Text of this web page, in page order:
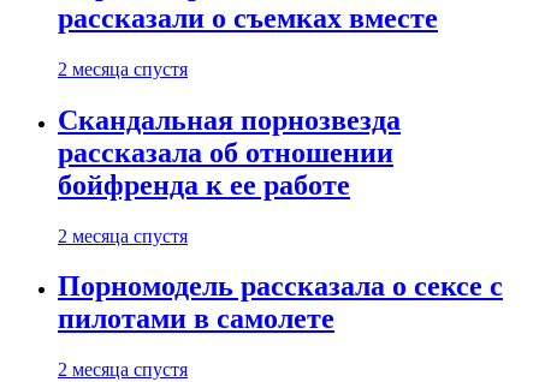
рассказали о съемках вместе
2 месяца спустя
Скандальная порнозвезда
рассказала об отношении
бойфренда к ее работе
2 месяца спустя
Порномодель рассказала о сексе с
пилотами в самолете
2 месяца спустя